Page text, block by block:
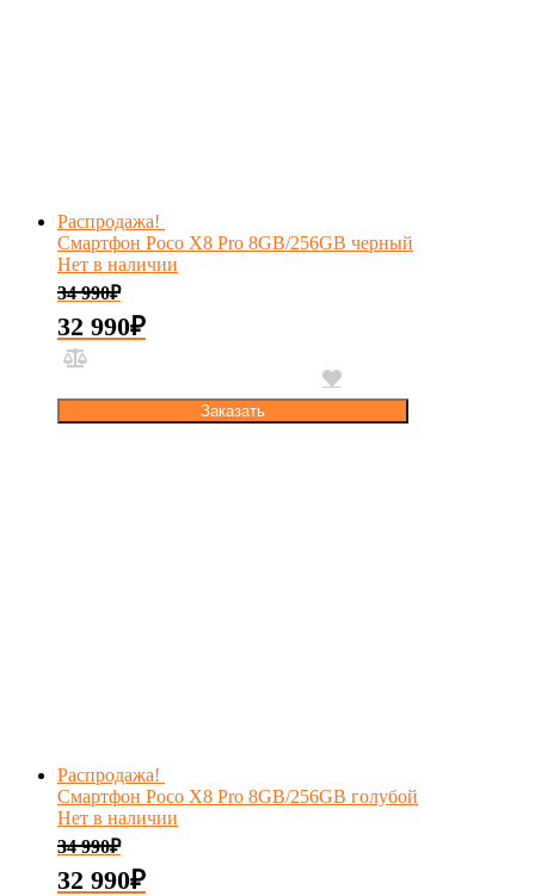
Распродажа!
Смартфон Poco X8 Pro 8GB/256GB черный
Нет в наличии
34 990₽
32 990₽
Заказать
Распродажа!
Смартфон Poco X8 Pro 8GB/256GB голубой
Нет в наличии
34 990₽
32 990₽